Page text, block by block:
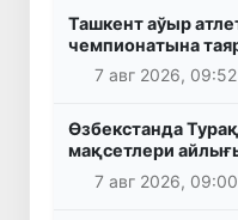
Ташкент аўыр
чемпионатына
7 авг 2026, 09:52
Өзбекстанда
мақсетлери
7 авг 2026, 09:00